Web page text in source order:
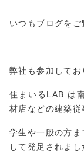
いつもブログをご
弊社も参加してお
住まいるLAB.は
材店などの建築従
学生や一般の方
して発足されまし